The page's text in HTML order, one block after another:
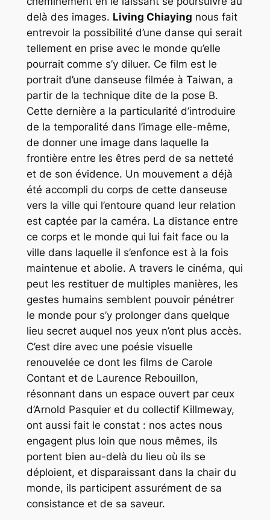
delà des images. Living Chiaying nous fait
entrevoir la possibilité d’une danse qui serait
tellement en prise avec le monde qu’elle
pourrait comme s’y diluer. Ce film est le
portrait d’une danseuse filmée à Taiwan, a
partir de la technique dite de la pose B.
Cette dernière a la particularité d’introduire
de la temporalité dans l’image elle-même,
de donner une image dans laquelle la
frontière entre les êtres perd de sa netteté
et de son évidence. Un mouvement a déjà
été accompli du corps de cette danseuse
vers la ville qui l’entoure quand leur relation
est captée par la caméra. La distance entre
ce corps et le monde qui lui fait face ou la
ville dans laquelle il s’enfonce est à la fois
maintenue et abolie. A travers le cinéma, qui
peut les restituer de multiples manières, les
gestes humains semblent pouvoir pénétrer
le monde pour s’y prolonger dans quelque
lieu secret auquel nos yeux n’ont plus accès.
C’est dire avec une poésie visuelle
renouvelée ce dont les films de Carole
Contant et de Laurence Rebouillon,
résonnant dans un espace ouvert par ceux
d’Arnold Pasquier et du collectif Killmeway,
ont aussi fait le constat : nos actes nous
engagent plus loin que nous mêmes, ils
portent bien au-delà du lieu où ils se
déploient, et disparaissant dans la chair du
monde, ils participent assurément de sa
consistance et de sa saveur.